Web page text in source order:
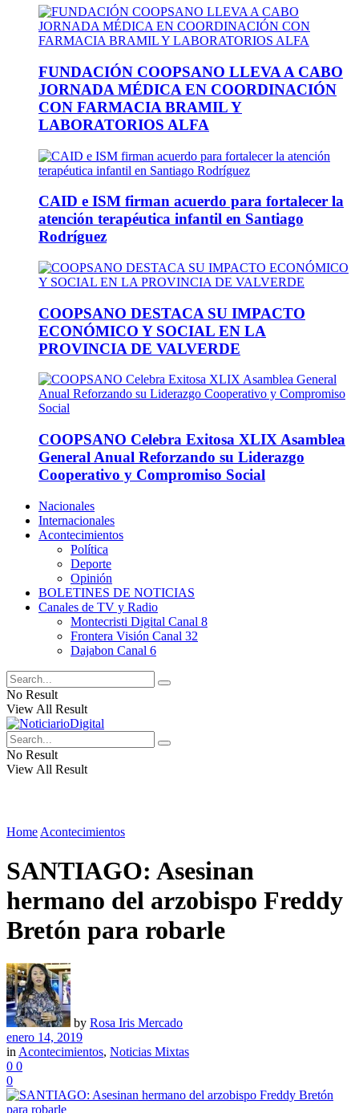
FUNDACIÓN COOPSANO LLEVA A CABO
JORNADA MÉDICA EN COORDINACIÓN
CON FARMACIA BRAMIL Y
LABORATORIOS ALFA
CAID e ISM firman acuerdo para fortalecer la
atención terapéutica infantil en Santiago
Rodríguez
COOPSANO DESTACA SU IMPACTO
ECONÓMICO Y SOCIAL EN LA
PROVINCIA DE VALVERDE
COOPSANO Celebra Exitosa XLIX Asamblea
General Anual Reforzando su Liderazgo
Cooperativo y Compromiso Social
Nacionales
Internacionales
Acontecimientos
Política
Deporte
Opinión
BOLETINES DE NOTICIAS
Canales de TV y Radio
Montecristi Digital Canal 8
Frontera Visión Canal 32
Dajabon Canal 6
No Result
View All Result
No Result
View All Result
Home Acontecimientos
SANTIAGO: Asesinan
hermano del arzobispo Freddy
Bretón para robarle
by Rosa Iris Mercado
enero 14, 2019
in Acontecimientos, Noticias Mixtas
0 0
0